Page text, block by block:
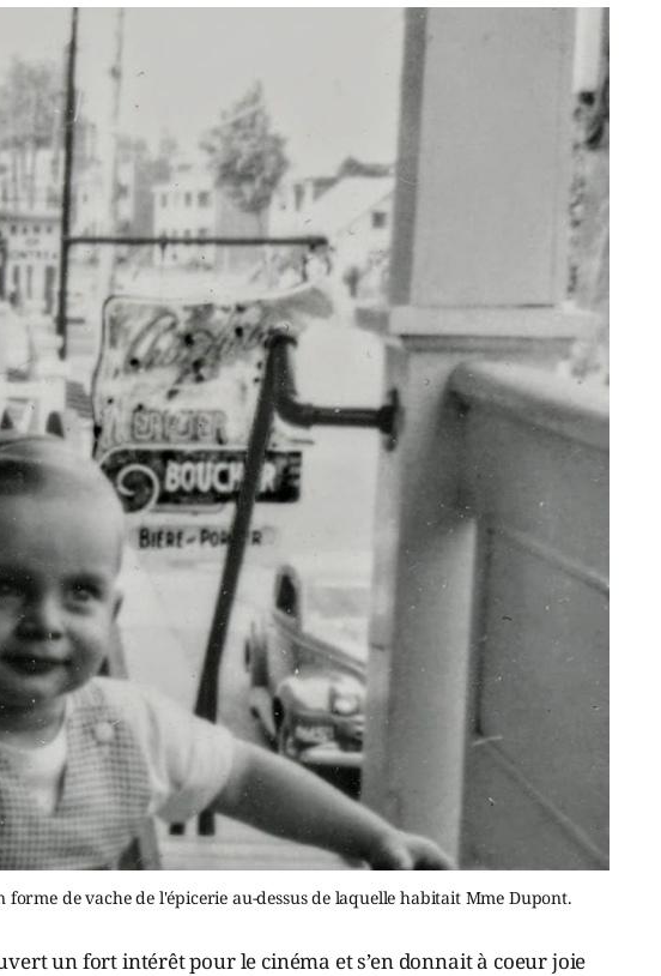
de vache de l'épicerie au-dessus de laquelle habitait Mme Dupont.
un fort intérêt pour le cinéma et s’en donnait à coeur joie